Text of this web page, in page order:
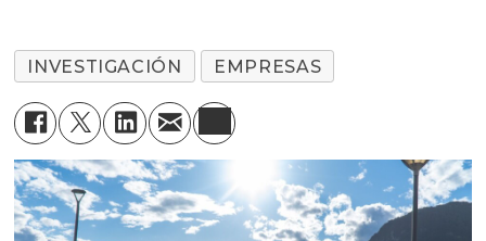
INVESTIGACIÓN EMPRESAS